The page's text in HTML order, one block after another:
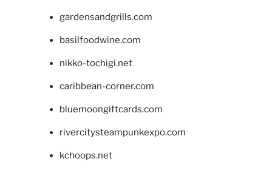
gardensandgrills.com
basilfoodwine.com
nikko-tochigi.net
caribbean-corner.com
bluemoongiftcards.com
rivercitysteampunkexpo.com
kchoops.net